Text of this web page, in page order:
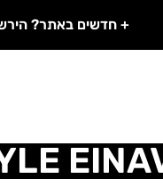
+ חדשים באתר? הירשמו